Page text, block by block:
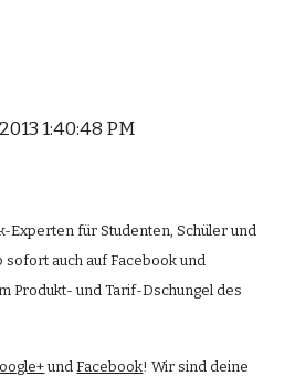
1:40:48 PM
Experten für Studenten, Schüler und
sofort auch auf Facebook und
Produkt- und Tarif-Dschungel des
und Facebook! Wir sind deine